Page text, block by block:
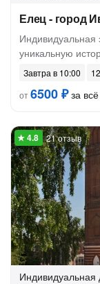
Елец - город
Индивидуальная
уникальную
Завтра в 10:00
от6500 ₽за
21 отзыв
Индивидуальная